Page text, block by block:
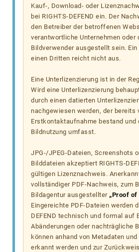
Kauf-, Download- oder
bei RIGHTS-DEFEND ein. Der
den Betreiber der betroffenen
verantwortliche Unternehmen oder
Bildverwender ausgestellt sein.
einen Dritten reicht nicht aus.
Eine Unterlizenzierung ist in der
Wird eine Unterlizenzierung
durch einen datierten
nachgewiesen werden, der bereits
Erstkontaktaufnahme bestand und
Bildnutzung umfasst.
JPG-/JPEG-Dateien, Screenshots
Bilddateien akzeptiert RIGHTS-
gültigen Lizenznachweis.
vollständiger PDF-Nachweis, zum
Bildagentur ausgestellter „Proof of
Eingereichte PDF-Dateien werden
DEFEND technisch und formal auf
Abänderungen oder nachträgliche
können anhand von Metadaten
erkannt werden und zur